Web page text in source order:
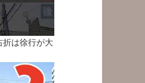
折は徐行が大